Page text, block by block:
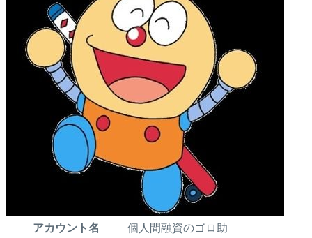
アカウント名
個人間融資のゴロ助